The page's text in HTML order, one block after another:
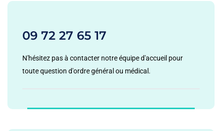
09 72 27 65 17
N'hésitez pas à contacter notre équipe d'accueil pour
toute question d'ordre général ou médical.